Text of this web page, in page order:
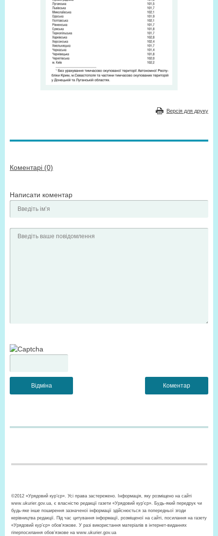
Версія для друку
Коментарі (0)
Написати коментар
©2012 «Урядовий кур’єр». Усі права застережено. Інформація, яку розміщено на сайті
www.ukurier.gov.ua, є власністю редакції газети «Урядовий кур'єр». Будь-який передрук чи
будь-яке інше поширення зазначеної інформації здійснюється за попередньої згоди
керівництва редакції. Під час цитування інформації, розміщеної на сайті, посилання на газету
«Урядовий кур’єр» обов'язкове. У разі використання матеріалів в інтернет-виданнях
гіперпосилання обов’язкове на www.ukurier.gov.ua